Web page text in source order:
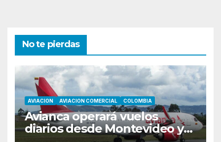
No te pierdas
AVIACION AVIACION COMERCIAL COLOMBIA
Avianca operará vuelos
diarios desde Montevideo y